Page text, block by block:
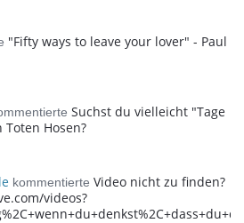
"Fifty ways to leave your lover" - Paul
Suchst du vielleicht "Tage
Hosen?
kommentierte Video nicht zu finden?
videos?